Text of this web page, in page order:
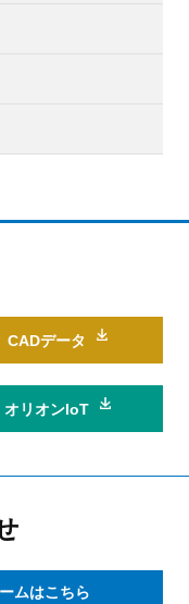
CADデータ
オリオンIoT
ムはこちら